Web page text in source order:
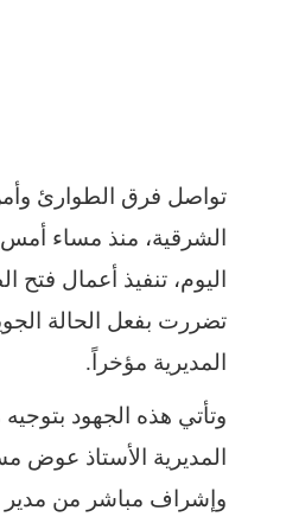
تواصل فرق الطوارئ
الشرقية، منذ مساء
اليوم، تنفيذ أعمال
تضررت بفعل الحالة
المديرية مؤخراً.
وتأتي هذه الجهود
المديرية الأستاذ عوض
وإشراف مباشر من مدير